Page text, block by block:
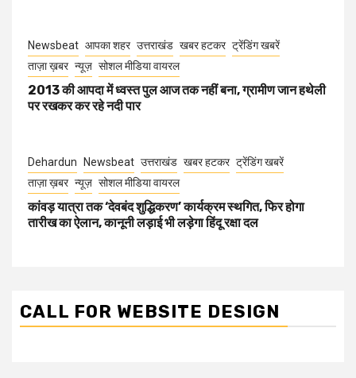
Newsbeat आपका शहर उत्तराखंड खबर हटकर ट्रेंडिंग खबरें
ताज़ा ख़बर न्यूज़ सोशल मीडिया वायरल
2013 की आपदा में ध्वस्त पुल आज तक नहीं बना, ग्रामीण जान हथेली
पर रखकर कर रहे नदी पार
Dehardun Newsbeat उत्तराखंड खबर हटकर ट्रेंडिंग खबरें
ताज़ा ख़बर न्यूज़ सोशल मीडिया वायरल
कांवड़ यात्रा तक ‘देवबंद शुद्धिकरण’ कार्यक्रम स्थगित, फिर होगा
तारीख का ऐलान, कानूनी लड़ाई भी लड़ेगा हिंदू रक्षा दल
CALL FOR WEBSITE DESIGN